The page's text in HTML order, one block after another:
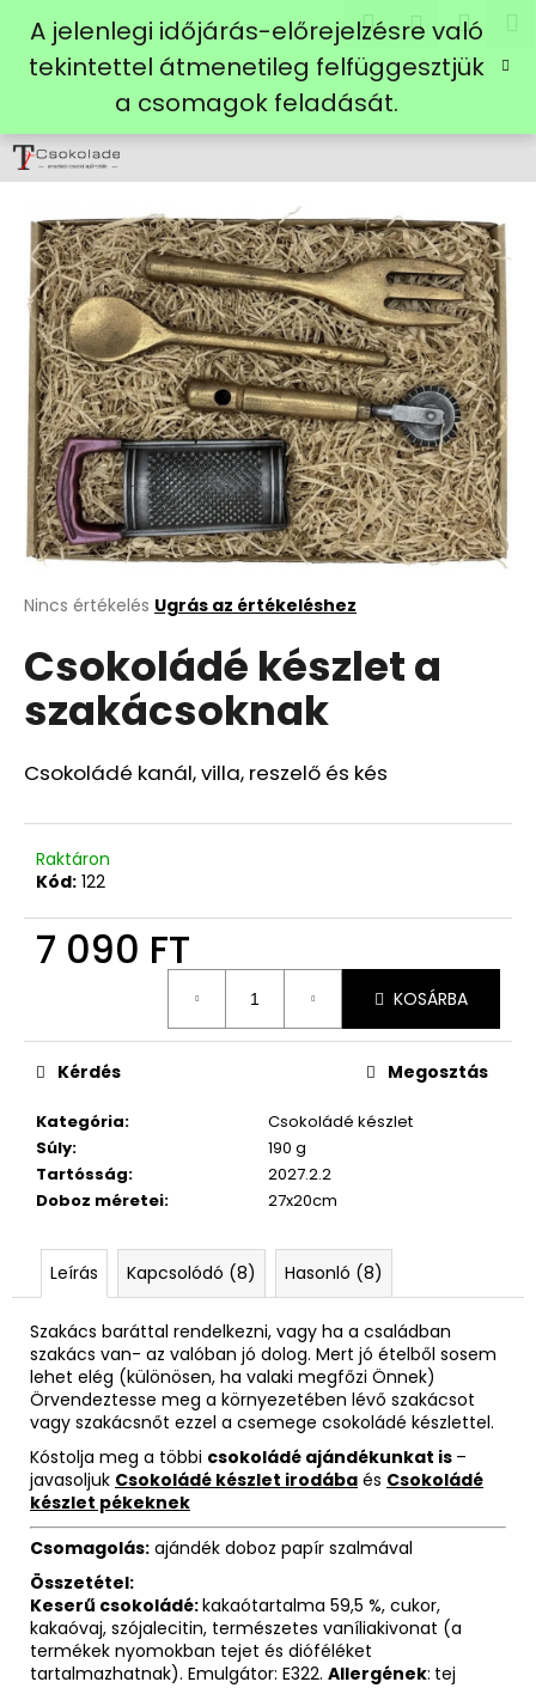
tartalomhoz
A jelenlegi időjárás-előrejelzésre való
tekintettel átmenetileg felfüggesztjük
a csomagok feladását.
Keresés
A
átlagos
értékelése
ből
csillag.
Nincs értékelés Ugrás az értékeléshez
Csokoládé készlet a
szakácsoknak
Csokoládé kanál, villa, reszelő és kés
Raktáron
Kód: 122
7 090 FT
KOSÁRBA
Kategória:
Csokoládé készlet
Súly:
190 g
Tartósság:
2027.2.2
Doboz méretei: 27x20cm
Kérdés Megosztás
Leírás Kapcsolódó (8) Hasonló (8)
Szakács baráttal rendelkezni, vagy ha a családban
szakács van- az valóban jó dolog. Mert jó ételből sosem
lehet elég (különösen, ha valaki megfőzi Önnek)
Örvendeztesse meg a környezetében lévő szakácsot
vagy szakácsnőt ezzel a csemege csokoládé készlettel.
Kóstolja meg a többi csokoládé ajándékunkat is –
javasoljuk Csokoládé készlet irodába és Csokoládé
készlet pékeknek
Csomagolás: ajándék doboz papír szalmával
Összetétel:
Keserű csokoládé:kakaótartalma 59,5 %, cukor,
kakaóvaj, szójalecitin, természetes vaníliakivonat (a
termékek nyomokban tejet és dióféléket
tartalmazhatnak). Emulgátor: E322. Allergének: tej
r
Vissza
Vissza
M
i
t
k
e
r
e
s
?
KERESÉS
A
á
n
l
u
k